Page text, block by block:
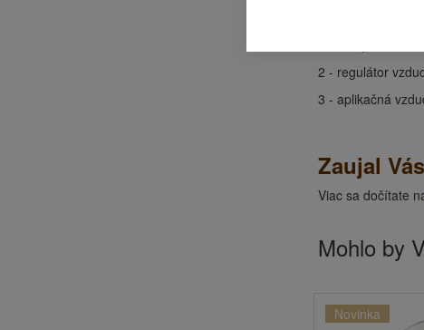
úzkou
2 - regulátor
3 - aplikačná
Zaujal
Viac sa dočítate
Mohlo by
Novinka